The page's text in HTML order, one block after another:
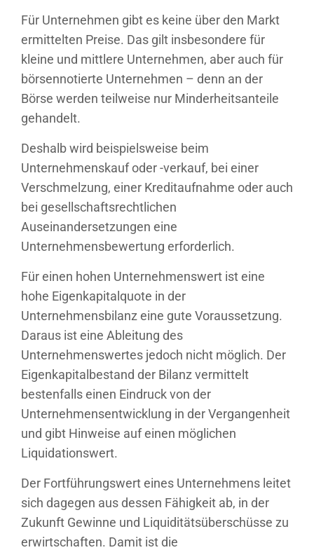
Für Unternehmen gibt es keine über den Markt
ermittelten Preise. Das gilt insbesondere für
kleine und mittlere Unternehmen, aber auch für
börsennotierte Unternehmen – denn an der
Börse werden teilweise nur Minderheitsanteile
gehandelt.
Deshalb wird beispielsweise beim
Unternehmenskauf oder -verkauf, bei einer
Verschmelzung, einer Kreditaufnahme oder auch
bei gesellschaftsrechtlichen
Auseinandersetzungen eine
Unternehmensbewertung erforderlich.
Für einen hohen Unternehmenswert ist eine
hohe Eigenkapitalquote in der
Unternehmensbilanz eine gute Voraussetzung.
Daraus ist eine Ableitung des
Unternehmenswertes jedoch nicht möglich. Der
Eigenkapitalbestand der Bilanz vermittelt
bestenfalls einen Eindruck von der
Unternehmensentwicklung in der Vergangenheit
und gibt Hinweise auf einen möglichen
Liquidationswert.
Der Fortführungswert eines Unternehmens leitet
sich dagegen aus dessen Fähigkeit ab, in der
Zukunft Gewinne und Liquiditätsüberschüsse zu
erwirtschaften. Damit ist die